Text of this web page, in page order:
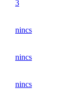
3
nincs
nincs
nincs